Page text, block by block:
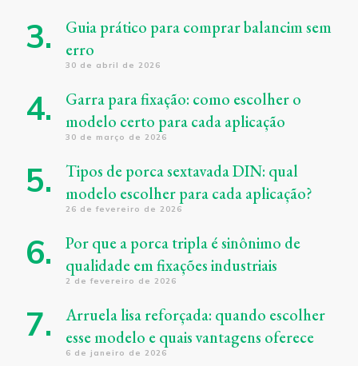
Guia prático para comprar balancim sem
erro
30 de abril de 2026
Garra para fixação: como escolher o
modelo certo para cada aplicação
30 de março de 2026
Tipos de porca sextavada DIN: qual
modelo escolher para cada aplicação?
26 de fevereiro de 2026
Por que a porca tripla é sinônimo de
qualidade em fixações industriais
2 de fevereiro de 2026
Arruela lisa reforçada: quando escolher
esse modelo e quais vantagens oferece
6 de janeiro de 2026